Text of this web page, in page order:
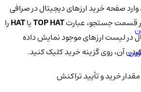
صفحه خرید ارزهای دیجیتال در صرافی
قسمت جستجو، عبارتTOP HATیاHATرا
در لیست ارزهای موجود نمایش داده
آن، روی گزینه خرید کلیک کنید.
خرید و تأیید تراکنش